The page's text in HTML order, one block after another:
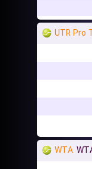
UTR Pro
WTA